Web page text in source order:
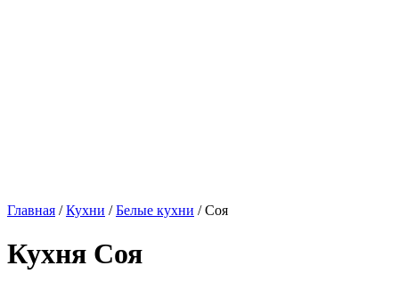
Главная /Кухни /Белые кухни / Соя
Кухня Соя